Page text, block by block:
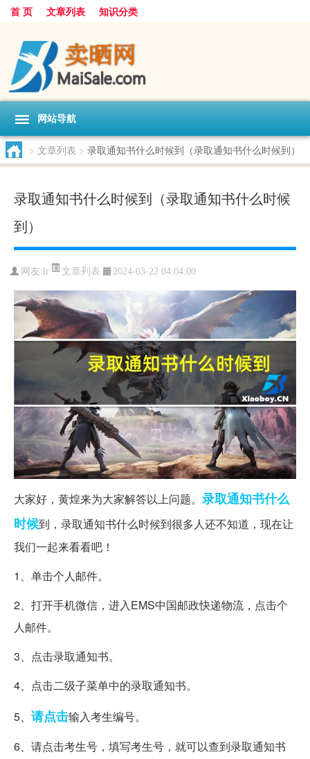
首 页 文章列表 知识分类
网站导航
> 文章列表 > 录取通知书什么时候到（录取通知书什么时候到）
录取通知书什么时候到（录取通知书什么时候
到）
网友: lr 文章列表 2024-03-22 04:04:00
大家好，黄煌来为大家解答以上问题。 录取通知书什么
时候到，录取通知书什么时候到很多人还不知道，现在让
我们一起来看看吧！
1、单击个人邮件。
2、打开手机微信，进入EMS中国邮政快递物流，点击个
人邮件。
3、点击录取通知书。
4、点击二级子菜单中的录取通知书。
5、 请点击输入考生编号。
6、请点击考生号，填写考生号，就可以查到录取通知书